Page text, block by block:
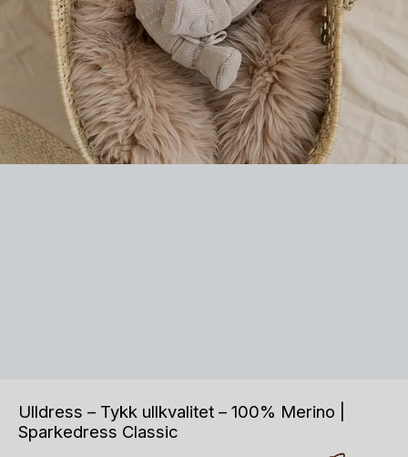
Ulldress – Tykk ullkvalitet – 100% Merino |
Sparkedress Classic